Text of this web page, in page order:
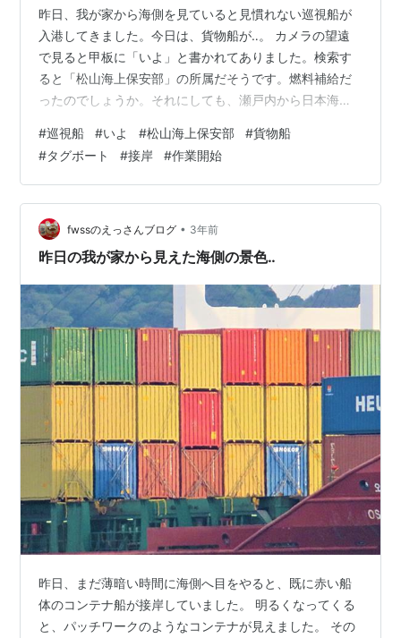
昨日、我が家から海側を見ていると見慣れない巡視船が
入港してきました。今日は、貨物船が‥。 カメラの望遠
で見ると甲板に「いよ」と書かれてありました。検索す
ると「松山海上保安部」の所属だそうです。燃料補給だ
ったのでしょうか。それにしても、瀬戸内から日本海
た。少し雲がかかっていました。今朝も、どんよりとし
た朝日でした。なので、今日の天気は「曇り」です。 タ
グボートの姿が見えたので見ていると、やはり貨物船の
入港でした。方向転換をして接岸しました。タグボート
が活躍しています。接岸後、直ぐに作業が始まりまし
た。 ちなみに、昨日の巡視船「いよ」の全長は、7…
#巡視船 #いよ #松山海上保安部 #貨物船
#タグボート #接岸 #作業開始
fwssのえっさんブログ • 3年前
昨日の我が家から見えた海側の景色‥
昨日、まだ薄暗い時間に海側へ目をやると、既に赤い船
体のコンテナ船が接岸していました。 明るくなってくる
と、パッチワークのようなコンテナが見えました。 その